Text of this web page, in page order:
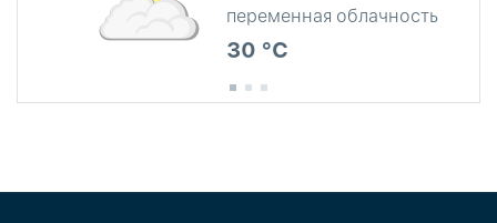
переменная облачность
30 °C